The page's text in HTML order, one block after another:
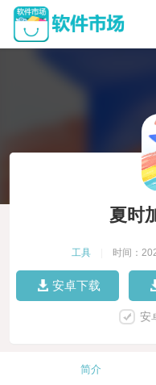
夏时
工具 时间：
安卓下载
安
简介